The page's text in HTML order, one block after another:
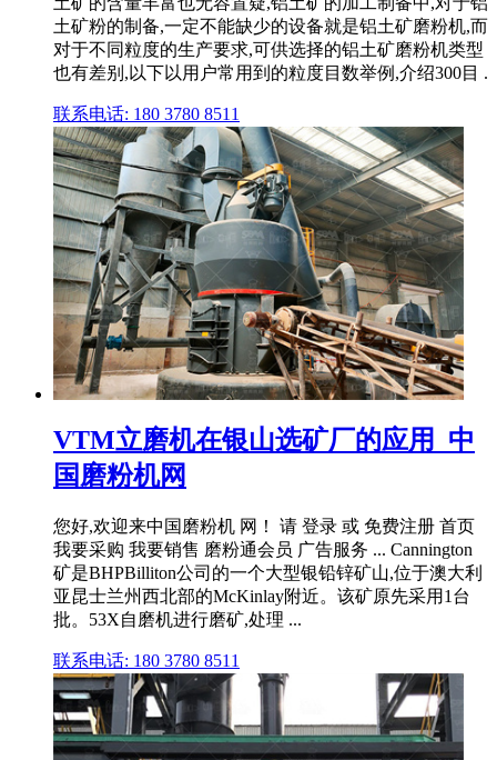
土矿粉的制备,一定不能缺少的设备就是铝土矿磨粉机,而
对于不同粒度的生产要求,可供选择的铝土矿磨粉机类型
也有差别,以下以用户常用到的粒度目数举例,介绍300目 .
联系电话: 180 3780 8511
VTM立磨机在银山选矿厂的应用_中
国磨粉机网
您好,欢迎来中国磨粉机 网！ 请 登录 或 免费注册 首页
我要采购 我要销售 磨粉通会员 广告服务 ... Cannington
矿是BHPBilliton公司的一个大型银铅锌矿山,位于澳大利
亚昆士兰州西北部的McKinlay附近。该矿原先采用1台
批。53X自磨机进行磨矿,处理 ...
联系电话: 180 3780 8511